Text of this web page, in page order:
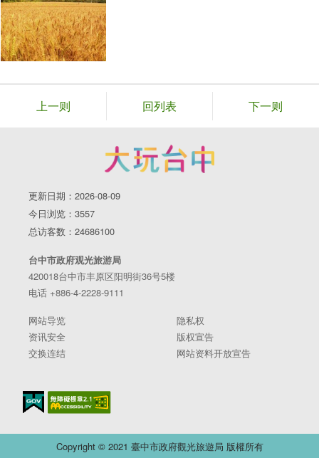
上一则 回列表 下一则
更新日期：2026-08-09
今日浏览：3557
总访客数：24686100
台中市政府观光旅游局
420018台中市丰原区阳明街36号5楼
电话 +886-4-2228-9111
网站导览
隐私权
资讯安全
版权宣告
交换连结
网站资料开放宣告
Copyright © 2021 臺中市政府觀光旅遊局 版權所有